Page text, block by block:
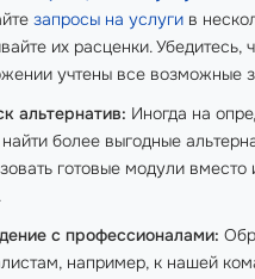
запросы на услуги в
их расценки. Убедитесь,
учтены все возможные
альтернатив: Иногда на
более выгодные
готовые модули вместо
с профессионалами:
например, к нашей